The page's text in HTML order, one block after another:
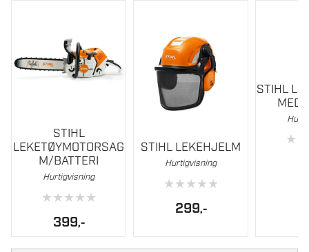
STIHL
LEKETØYMOTORSAG
M/BATTERI
Hurtigvisning
★★★★★
399,-
STIHL LEKEHJELM
Hurtigvisning
★★★★★
299,-
STIHL
MED
★